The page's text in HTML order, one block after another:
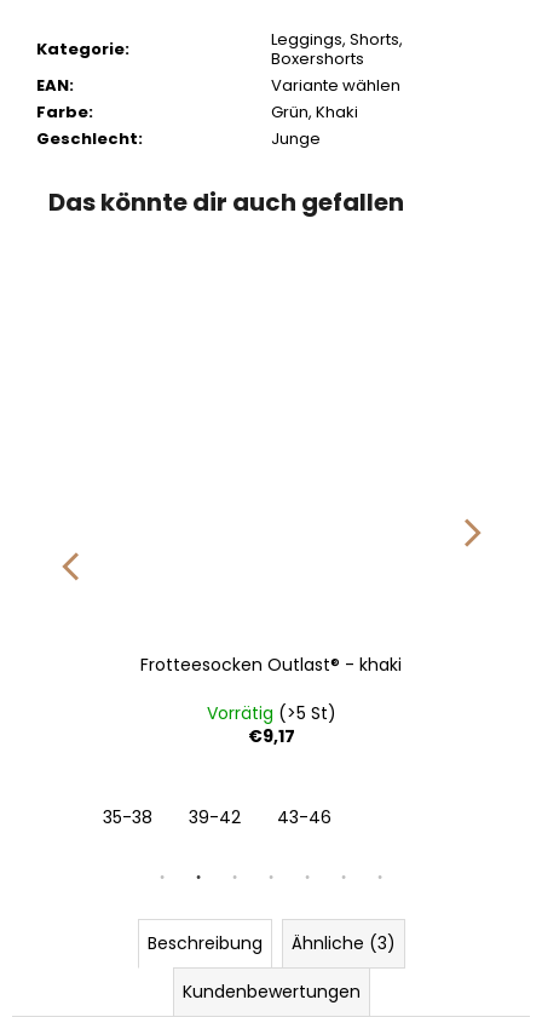
Kategorie:
Leggings, Shorts,
Boxershorts
EAN:
Variante wählen
Farbe: Grün, Khaki
Geschlecht: Junge
Das könnte dir auch gefallen
Frotteesocken Outlast® - khaki
Vorrätig (>5 St)
€9,17
35-38 39-42 43-46
Beschreibung
Ähnliche (3)
Kundenbewertungen